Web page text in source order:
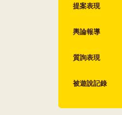
提案表現
輿論報導
質詢表現
被遊說記錄